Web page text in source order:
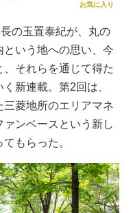
お気に入り
の玉置泰紀が、丸の
いう地への思い、今
それらを通じて得た
新連載。第2回は、
菱地所のエリアマネ
ンベースという新し
もらった。